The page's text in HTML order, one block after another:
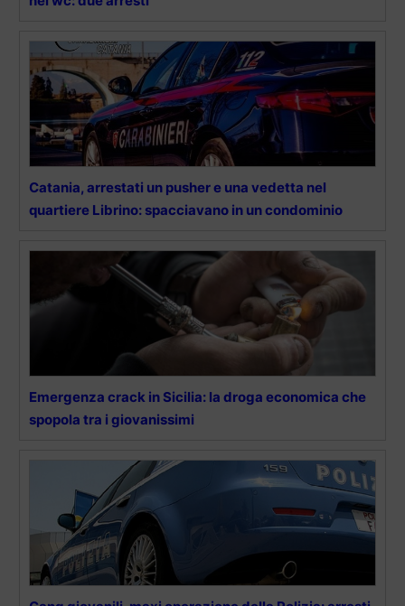
Catania, arrestati un pusher e una vedetta nel
quartiere Librino: spacciavano in un condominio
Emergenza crack in Sicilia: la droga economica che
spopola tra i giovanissimi